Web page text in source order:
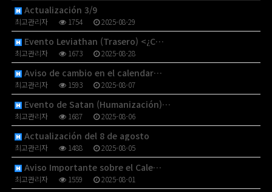
Actualización 3/9
최고관리자 1754 2025-08-29
Evento Leviathan (Trasero) <¿C…
최고관리자 1673 2025-08-28
Aviso de cambio en el calendar…
최고관리자 1593 2025-08-07
Evento de Satan (Humanización)…
최고관리자 1687 2025-08-06
Actualización del 8 de agosto
최고관리자 1488 2025-08-05
Aviso Importante sobre el Cale…
최고관리자 1559 2025-08-01